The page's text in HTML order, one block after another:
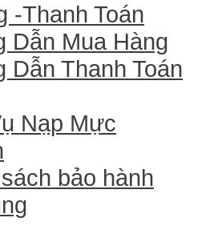
-Thanh Toán
Dẫn Mua Hàng
Dẫn Thanh Toán
Nạp Mực
bảo hành